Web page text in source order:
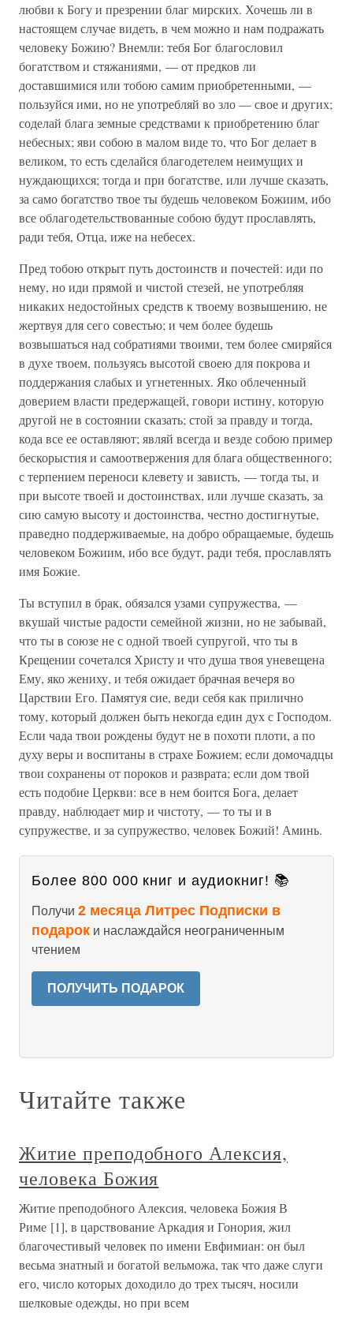
любви к Богу и презрении благ мирских. Хочешь ли в
настоящем случае видеть, в чем можно и нам подражать
человеку Божию? Внемли: тебя Бог благословил
богатством и стяжаниями, — от предков ли
доставшимися или тобою самим приобретенными, —
пользуйся ими, но не употребляй во зло — свое и других;
соделай блага земные средствами к приобретению благ
небесных; яви собою в малом виде то, что Бог делает в
великом, то есть сделайся благодетелем неимущих и
нуждающихся; тогда и при богатстве, или лучше сказать,
за само богатство твое ты будешь человеком Божиим, ибо
все облагодетельствованные собою будут прославлять,
ради тебя, Отца, иже на небесех.
Пред тобою открыт путь достоинств и почестей: иди по
нему, но иди прямой и чистой стезей, не употребляя
никаких недостойных средств к твоему возвышению, не
жертвуя для сего совестью; и чем более будешь
возвышаться над собратиями твоими, тем более смиряйся
в духе твоем, пользуясь высотой своею для покрова и
поддержания слабых и угнетенных. Яко облеченный
доверием власти предержащей, говори истину, которую
другой не в состоянии сказать; стой за правду и тогда,
кода все ее оставляют; являй всегда и везде собою пример
бескорыстия и самоотвержения для блага общественного;
с терпением переноси клевету и зависть, — тогда ты, и
при высоте твоей и достоинствах, или лучше сказать, за
сию самую высоту и достоинства, честно достигнутые,
праведно поддерживаемые, на добро обращаемые, будешь
человеком Божиим, ибо все будут, ради тебя, прославлять
имя Божие.
Ты вступил в брак, обязался узами супружества, —
вкушай чистые радости семейной жизни, но не забывай,
что ты в союзе не с одной твоей супругой, что ты в
Крещении сочетался Христу и что душа твоя уневещена
Ему, яко жениху, и тебя ожидает брачная вечеря во
Царствии Его. Памятуя сие, веди себя как прилично
тому, который должен быть некогда един дух с Господом.
Если чада твои рождены будут не в похоти плоти, а по
духу веры и воспитаны в страхе Божием; если домочадцы
твои сохранены от пороков и разврата; если дом твой
есть подобие Церкви: все в нем боится Бога, делает
правду, наблюдает мир и чистоту, — то ты и в
супружестве, и за супружество, человек Божий! Аминь.
Более 800 000 книг и аудиокниг! 📚
Получи 2 месяца Литрес Подписки в
подарок и наслаждайся неограниченным
чтением
ПОЛУЧИТЬ ПОДАРОК
Читайте также
Житие преподобного Алексия,
человека Божия
Житие преподобного Алексия, человека Божия В
Риме [1], в царствование Аркадия и Гонория, жил
благочестивый человек по имени Евфимиан: он был
весьма знатный и богатой вельможа, так что даже слуги
его, число которых доходило до трех тысяч, носили
шелковые одежды, но при всем